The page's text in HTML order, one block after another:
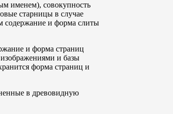
именем), совокупность
старницы в случае
содержание и форма слиты
и форма страниц
и базы
форма страниц и
в древовидную